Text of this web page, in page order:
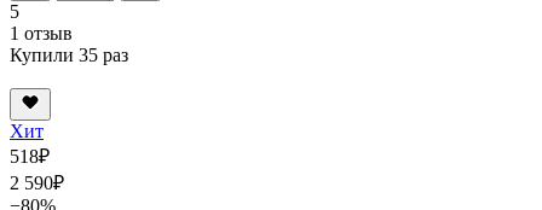
5
1 отзыв
Купили 35 раз
Хит
518₽
2 590₽